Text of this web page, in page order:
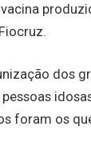
Fiocruz.
dos
foram os